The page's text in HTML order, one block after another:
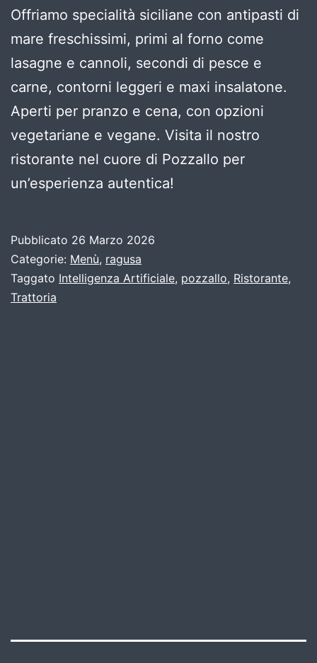
Offriamo specialità siciliane con antipasti di
mare freschissimi, primi al forno come
lasagne e cannoli, secondi di pesce e
carne, contorni leggeri e maxi insalatone.
Aperti per pranzo e cena, con opzioni
vegetariane e vegane. Visita il nostro
ristorante nel cuore di Pozzallo per
un’esperienza autentica!
Pubblicato 26 Marzo 2026
Categorie: Menù, ragusa
Taggato Intelligenza Artificiale, pozzallo, Ristorante,
Trattoria